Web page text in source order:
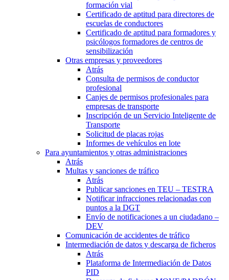
formación vial
Certificado de aptitud para directores de
escuelas de conductores
Certificado de aptitud para formadores y
psicólogos formadores de centros de
sensibilización
Otras empresas y proveedores
Atrás
Consulta de permisos de conductor
profesional
Canjes de permisos profesionales para
empresas de transporte
Inscripción de un Servicio Inteligente de
Transporte
Solicitud de placas rojas
Informes de vehículos en lote
Para ayuntamientos y otras administraciones
Atrás
Multas y sanciones de tráfico
Atrás
Publicar sanciones en TEU – TESTRA
Notificar infracciones relacionadas con
puntos a la DGT
Envío de notificaciones a un ciudadano –
DEV
Comunicación de accidentes de tráfico
Intermediación de datos y descarga de ficheros
Atrás
Plataforma de Intermediación de Datos
PID